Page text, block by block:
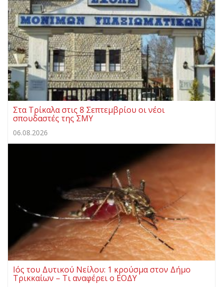
Στα Τρίκαλα στις 8 Σεπτεμβρίου οι νέοι
σπουδαστές της ΣΜΥ
06.08.2026
Ιός του Δυτικού Νείλου: 1 κρούσμα στον Δήμο
Τρικκαίων – Τι αναφέρει ο ΕΟΔΥ